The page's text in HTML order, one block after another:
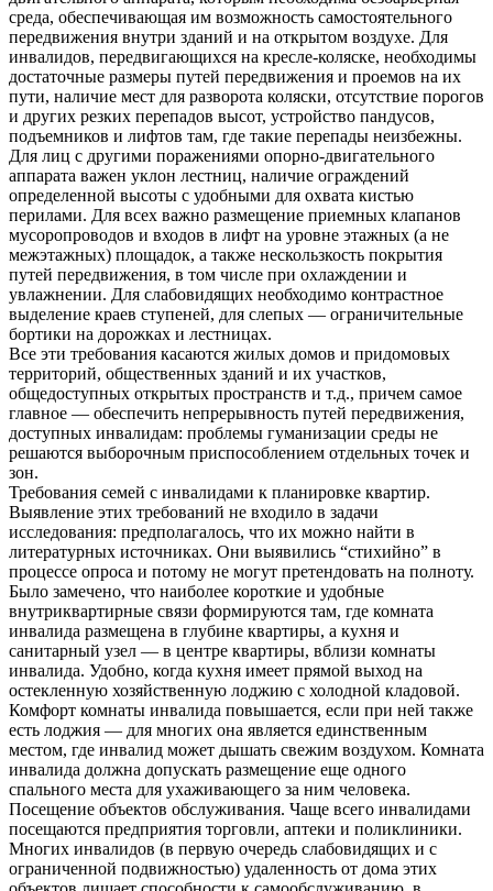
среда, обеспечивающая им возможность самостоятельного
передвижения внутри зданий и на открытом воздухе. Для
инвалидов, передвигающихся на кресле-коляске, необходимы
достаточные размеры путей передвижения и проемов на их
пути, наличие мест для разворота коляски, отсутствие порогов
и других резких перепадов высот, устройство пандусов,
подъемников и лифтов там, где такие перепады неизбежны.
Для лиц с другими поражениями опорно-двигательного
аппарата важен уклон лестниц, наличие ограждений
определенной высоты с удобными для охвата кистью
перилами. Для всех важно размещение приемных клапанов
мусоропроводов и входов в лифт на уровне этажных (а не
межэтажных) площадок, а также нескользкость покрытия
путей передвижения, в том числе при охлаждении и
увлажнении. Для слабовидящих необходимо контрастное
выделение краев ступеней, для слепых — ограничительные
бортики на дорожках и лестницах.
Все эти требования касаются жилых домов и придомовых
территорий, общественных зданий и их участков,
общедоступных открытых пространств и т.д., причем самое
главное — обеспечить непрерывность путей передвижения,
доступных инвалидам: проблемы гуманизации среды не
решаются выборочным приспособлением отдельных точек и
зон.
Требования семей с инвалидами к планировке квартир.
Выявление этих требований не входило в задачи
исследования: предполагалось, что их можно найти в
литературных источниках. Они выявились “стихийно” в
процессе опроса и потому не могут претендовать на полноту.
Было замечено, что наиболее короткие и удобные
внутриквартирные связи формируются там, где комната
инвалида размещена в глубине квартиры, а кухня и
санитарный узел — в центре квартиры, вблизи комнаты
инвалида. Удобно, когда кухня имеет прямой выход на
остекленную хозяйственную лоджию с холодной кладовой.
Комфорт комнаты инвалида повышается, если при ней также
есть лоджия — для многих она является единственным
местом, где инвалид может дышать свежим воздухом. Комната
инвалида должна допускать размещение еще одного
спального места для ухаживающего за ним человека.
Посещение объектов обслуживания. Чаще всего инвалидами
посещаются предприятия торговли, аптеки и поликлиники.
Многих инвалидов (в первую очередь слабовидящих и с
ограниченной подвижностью) удаленность от дома этих